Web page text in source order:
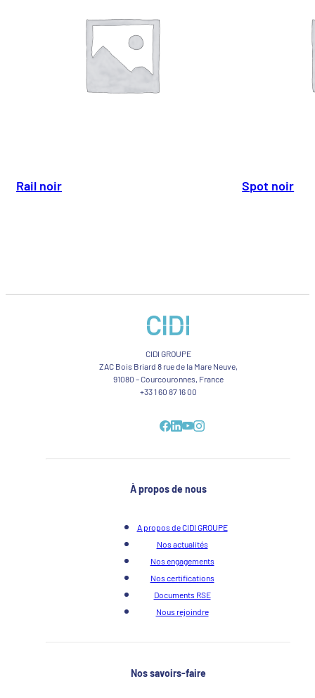
Rail noir Spot noir
CIDI GROUPE
ZAC Bois Briard 8 rue de la Mare Neuve,
91080 – Courcouronnes, France
+33 1 60 87 16 00
À propos de nous
A propos de CIDI GROUPE
Nos actualités
Nos engagements
Nos certifications
Documents RSE
Nous rejoindre
Nos savoirs-faire